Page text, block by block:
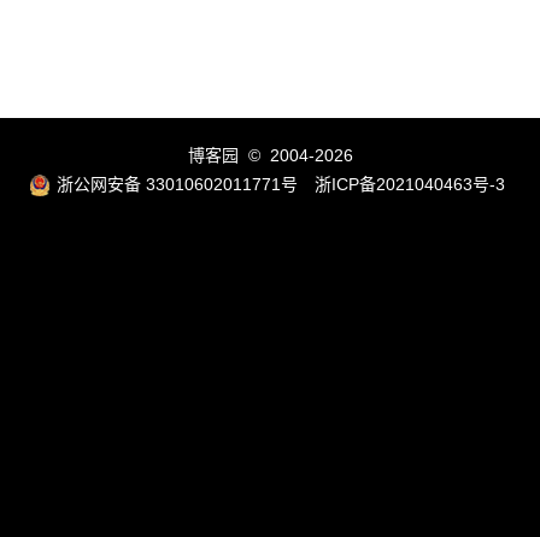
博客园 © 2004-2026
浙公网安备 33010602011771号
浙ICP备2021040463号-3